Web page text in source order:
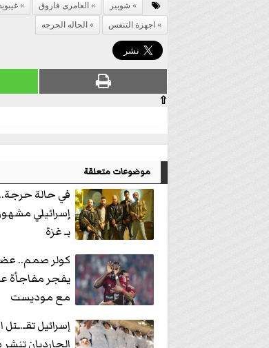
شوبير العامرى فاروق
اجهزة التنفس
الحاله الحرجه
⇧
موضوعات متعلقة
في حالة
إسرائيلي
بـ غزة
كولر صمم..
يفجر مفاجأة
مع موديست
إسرائيل تقـ.ـتل
الجارديان